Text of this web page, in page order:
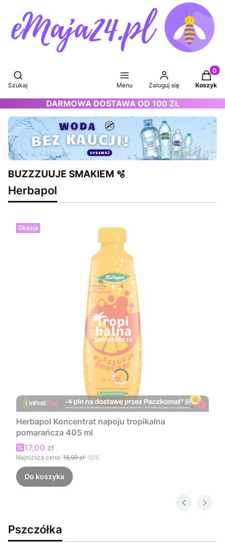
Otwórz wyszukiwarkę
Szukaj Menu Zaloguj się Koszyk
DARMOWA DOSTAWA OD 100 ZŁ
BUZZZUUJE SMAKIEM 🫧
Herbapol
Okazja
Herbapol Koncentrat napoju tropikalna
pomarańcza 405 ml
Cena promocyjna
17,00 zł
Najniższa cena: 18,99 zł-10%
Do koszyka
Pszczółka